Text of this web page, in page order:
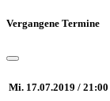
Vergangene Termine
Mi. 17.07.2019 /